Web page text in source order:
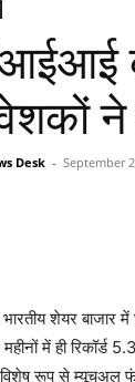
ने
Desk - September
भारतीय शेयर बाजार
महीनों में ही
विशेष रूप से म्यूचुअल